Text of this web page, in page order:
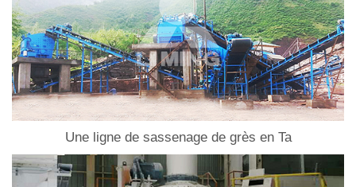
Une ligne de sassenage de grès en Ta